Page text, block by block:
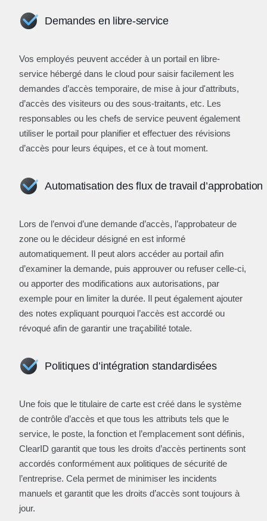
Demandes en libre-service
Vos employés peuvent accéder à un portail en libre-
service hébergé dans le cloud pour saisir facilement les
demandes d’accès temporaire, de mise à jour d'attributs,
d’accès des visiteurs ou des sous-traitants, etc. Les
responsables ou les chefs de service peuvent également
utiliser le portail pour planifier et effectuer des révisions
d’accès pour leurs équipes, et ce à tout moment.
Automatisation des flux de travail d’approbation
Lors de l’envoi d’une demande d’accès, l’approbateur de
zone ou le décideur désigné en est informé
automatiquement. Il peut alors accéder au portail afin
d’examiner la demande, puis approuver ou refuser celle-ci,
ou apporter des modifications aux autorisations, par
exemple pour en limiter la durée. Il peut également ajouter
des notes expliquant pourquoi l’accès est accordé ou
révoqué afin de garantir une traçabilité totale.
Politiques d’intégration standardisées
Une fois que le titulaire de carte est créé dans le système
de contrôle d’accès et que tous les attributs tels que le
service, le poste, la fonction et l’emplacement sont définis,
ClearID garantit que tous les droits d’accès pertinents sont
accordés conformément aux politiques de sécurité de
l’entreprise. Cela permet de minimiser les incidents
manuels et garantit que les droits d’accès sont toujours à
jour.